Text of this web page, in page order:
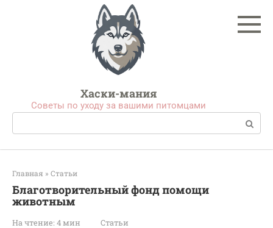
Хаски-мания
Советы по уходу за вашими питомцами
Поиск:
Главная » Статьи
Благотворительный фонд помощи
животным
На чтение: 4 мин Статьи